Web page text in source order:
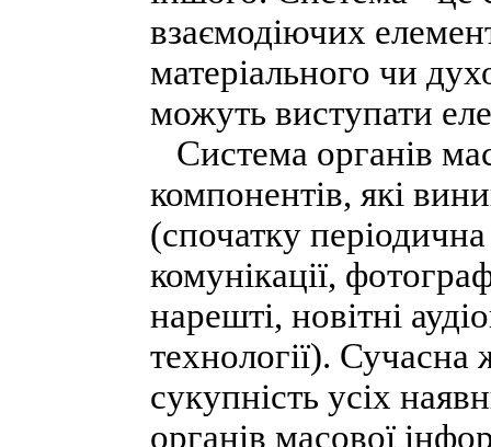
взаємодіючих
матеріального чи
можуть виступати
Система органів
компонентів, які
(спочатку
комунікації,
нарешті, новітні
технології). Сучасна
сукупність усіх
органів масової